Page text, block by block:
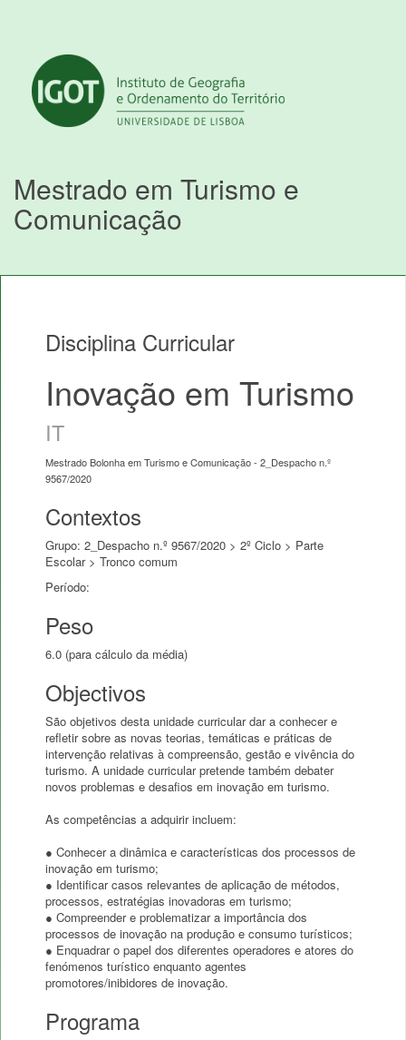
Mestrado em Turismo e
Comunicação
Disciplina Curricular
Inovação em Turismo
IT
Mestrado Bolonha em Turismo e Comunicação - 2_Despacho n.º
9567/2020
Contextos
Grupo: 2_Despacho n.º 9567/2020 > 2º Ciclo > Parte
Escolar > Tronco comum
Período:
Peso
6.0 (para cálculo da média)
Objectivos
São objetivos desta unidade curricular dar a conhecer e
refletir sobre as novas teorias, temáticas e práticas de
intervenção relativas à compreensão, gestão e vivência do
turismo. A unidade curricular pretende também debater
novos problemas e desafios em inovação em turismo.
As competências a adquirir incluem:
● Conhecer a dinâmica e características dos processos de
inovação em turismo;
● Identificar casos relevantes de aplicação de métodos,
processos, estratégias inovadoras em turismo;
● Compreender e problematizar a importância dos
processos de inovação na produção e consumo turísticos;
● Enquadrar o papel dos diferentes operadores e atores do
fenómenos turístico enquanto agentes
Programa